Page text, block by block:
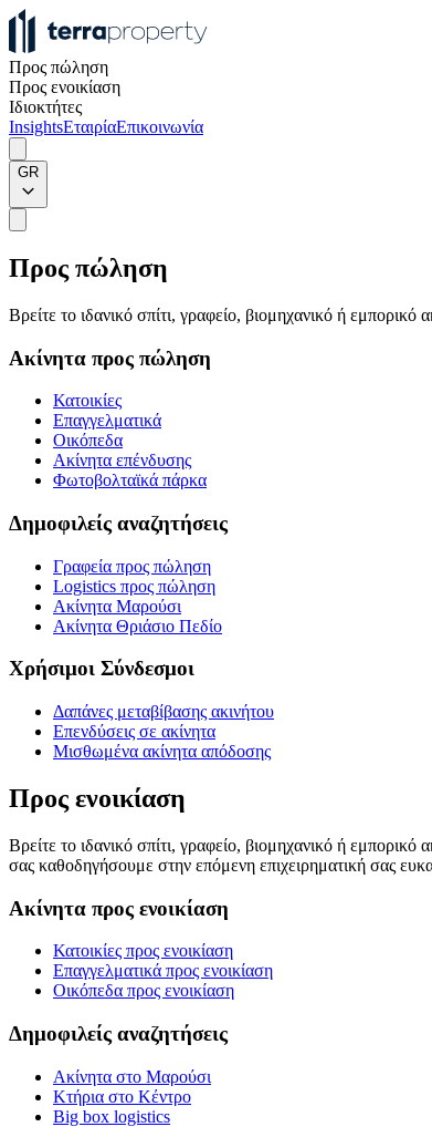
Προς πώληση
Προς ενοικίαση
Ιδιοκτήτες
InsightsΕταιρίαΕπικοινωνία
GR
Προς πώληση
Βρείτε το ιδανικό σπίτι, γραφείο, βιομηχανικό ή
Ακίνητα προς πώληση
Κατοικίες
Επαγγελματικά
Οικόπεδα
Ακίνητα επένδυσης
Φωτοβολταϊκά πάρκα
Δημοφιλείς αναζητήσεις
Γραφεία προς πώληση
Logistics προς πώληση
Ακίνητα Μαρούσι
Ακίνητα Θριάσιο Πεδίο
Χρήσιμοι Σύνδεσμοι
Δαπάνες μεταβίβασης ακινήτου
Επενδύσεις σε ακίνητα
Μισθωμένα ακίνητα απόδοσης
Προς ενοικίαση
Βρείτε το ιδανικό σπίτι, γραφείο, βιομηχανικό ή
σας καθοδηγήσουμε στην επόμενη επιχειρηματική σας
Ακίνητα προς ενοικίαση
Κατοικίες προς ενοικίαση
Επαγγελματικά προς ενοικίαση
Οικόπεδα προς ενοικίαση
Δημοφιλείς αναζητήσεις
Ακίνητα στο Μαρούσι
Κτήρια στο Κέντρο
Big box logistics